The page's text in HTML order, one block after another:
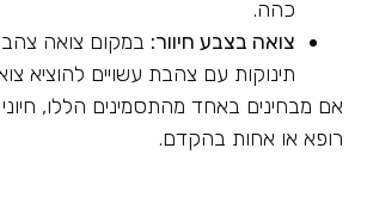
כהה.
צואה בצבע חיוור: במקום צואה
תינוקות עם צהבת עשויים להוציא
אם מבחינים באחד מהתסמינים הללו,
רופא או אחות בהקדם.